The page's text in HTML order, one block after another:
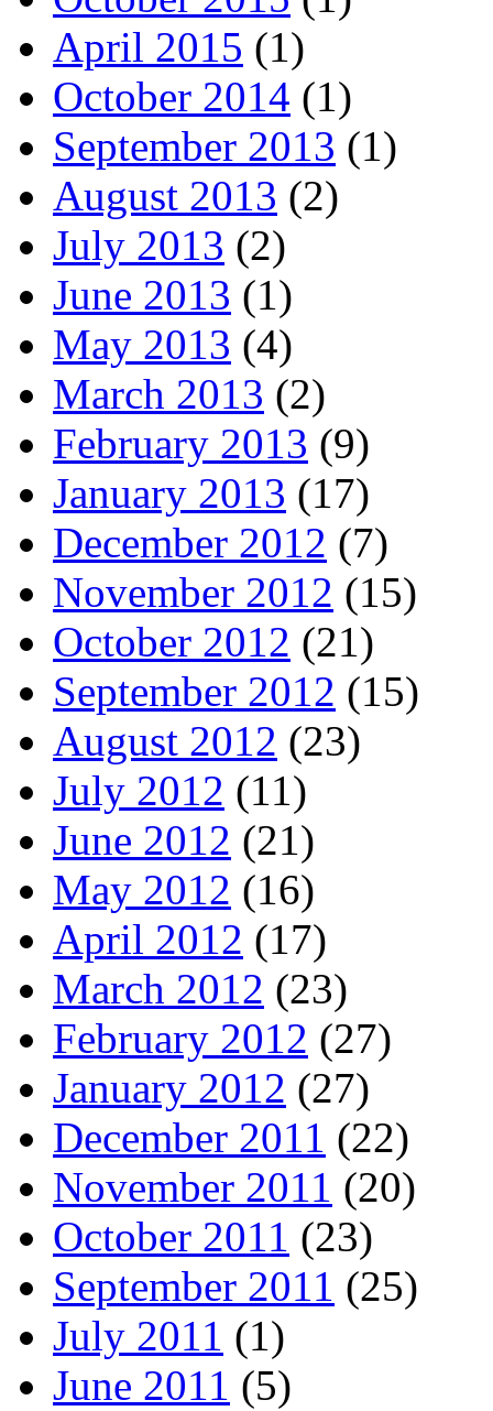
April 2015 (1)
October 2014 (1)
September 2013 (1)
August 2013 (2)
July 2013 (2)
June 2013 (1)
May 2013 (4)
March 2013 (2)
February 2013 (9)
January 2013 (17)
December 2012 (7)
November 2012 (15)
October 2012 (21)
September 2012 (15)
August 2012 (23)
July 2012 (11)
June 2012 (21)
May 2012 (16)
April 2012 (17)
March 2012 (23)
February 2012 (27)
January 2012 (27)
December 2011 (22)
November 2011 (20)
October 2011 (23)
September 2011 (25)
July 2011 (1)
June 2011 (5)